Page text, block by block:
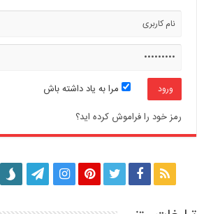
مرا به یاد داشته باش
رمز خود را فراموش کرده اید؟